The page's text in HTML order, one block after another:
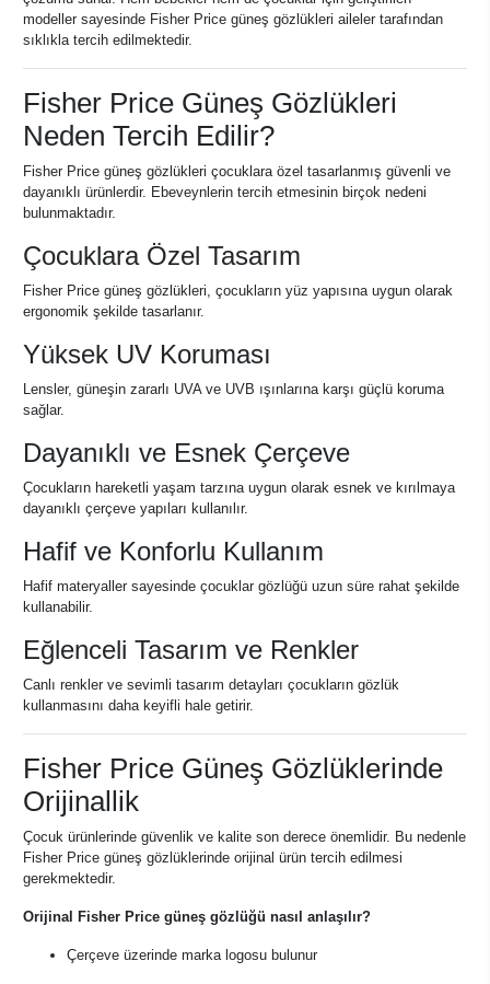
modeller sayesinde Fisher Price güneş gözlükleri aileler tarafından
sıklıkla tercih edilmektedir.
Fisher Price Güneş Gözlükleri
Neden Tercih Edilir?
Fisher Price güneş gözlükleri çocuklara özel tasarlanmış güvenli ve
dayanıklı ürünlerdir. Ebeveynlerin tercih etmesinin birçok nedeni
bulunmaktadır.
Çocuklara Özel Tasarım
Fisher Price güneş gözlükleri, çocukların yüz yapısına uygun olarak
ergonomik şekilde tasarlanır.
Yüksek UV Koruması
Lensler, güneşin zararlı UVA ve UVB ışınlarına karşı güçlü koruma
sağlar.
Dayanıklı ve Esnek Çerçeve
Çocukların hareketli yaşam tarzına uygun olarak esnek ve kırılmaya
dayanıklı çerçeve yapıları kullanılır.
Hafif ve Konforlu Kullanım
Hafif materyaller sayesinde çocuklar gözlüğü uzun süre rahat şekilde
kullanabilir.
Eğlenceli Tasarım ve Renkler
Canlı renkler ve sevimli tasarım detayları çocukların gözlük
kullanmasını daha keyifli hale getirir.
Fisher Price Güneş Gözlüklerinde
Orijinallik
Çocuk ürünlerinde güvenlik ve kalite son derece önemlidir. Bu nedenle
Fisher Price güneş gözlüklerinde orijinal ürün tercih edilmesi
gerekmektedir.
Orijinal Fisher Price güneş gözlüğü nasıl anlaşılır?
Çerçeve üzerinde marka logosu bulunur